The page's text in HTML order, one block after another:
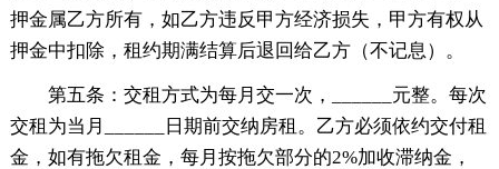
押金属乙方所有，如乙方违反甲方经济损失，甲方有权从
押金中扣除，租约期满结算后退回给乙方（不记息）。
第五条：交租方式为每月交一次，______元整。每次
交租为当月______日期前交纳房租。乙方必须依约交付租
金，如有拖欠租金，每月按拖欠部分的2%加收滞纳金，